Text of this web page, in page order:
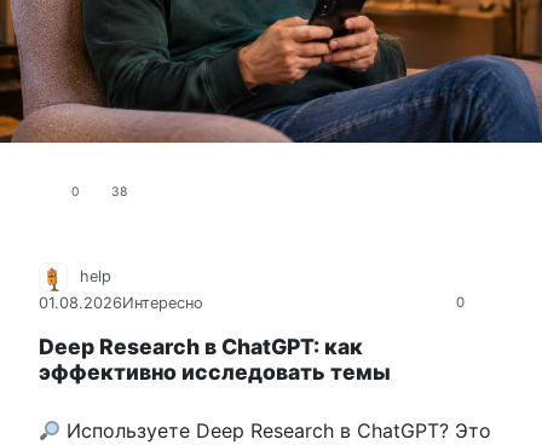
0 38
0
help
01.08.2026Интересно
Deep Research в ChatGPT: как
эффективно исследовать темы
Используете Deep Research в ChatGPT? Это